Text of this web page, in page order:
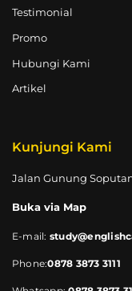
Testimonial
Promo
Hubungi Kami
Artikel
Kunjungi Kami
Jalan Gunung Soputan
Buka via Map
E-mail:
Phone:0878 3873 3111